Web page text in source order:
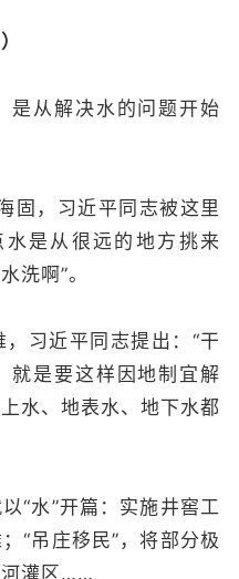
从解决水的问题开始
，习近平同志被这里
是从很远的地方挑来
洗啊”。
习近平同志提出：“干
就是要这样因地制宜解
水、地表水、地下水都
水”开篇：实施井窖工
“吊庄移民”，将部分极
河灌区……